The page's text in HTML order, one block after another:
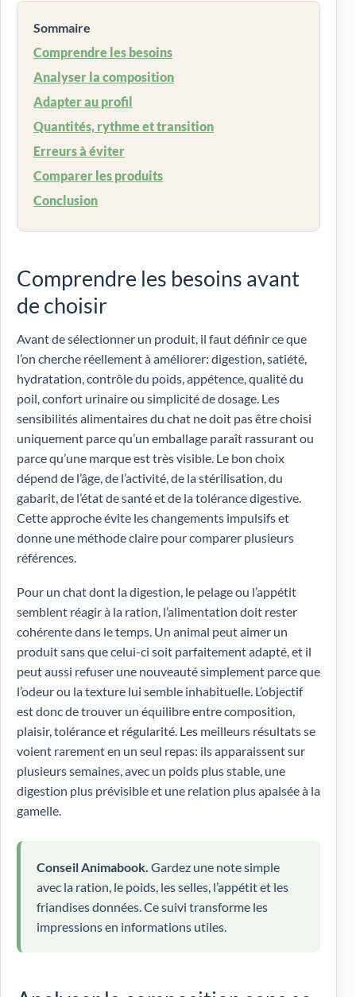
Sommaire
Comprendre les besoins
Analyser la composition
Adapter au profil
Quantités, rythme et transition
Erreurs à éviter
Comparer les produits
Conclusion
Comprendre les besoins avant
de choisir
Avant de sélectionner un produit, il faut définir ce que
l’on cherche réellement à améliorer: digestion, satiété,
hydratation, contrôle du poids, appétence, qualité du
poil, confort urinaire ou simplicité de dosage. Les
sensibilités alimentaires du chat ne doit pas être choisi
uniquement parce qu’un emballage paraît rassurant ou
parce qu’une marque est très visible. Le bon choix
dépend de l’âge, de l’activité, de la stérilisation, du
gabarit, de l’état de santé et de la tolérance digestive.
Cette approche évite les changements impulsifs et
donne une méthode claire pour comparer plusieurs
références.
Pour un chat dont la digestion, le pelage ou l’appétit
semblent réagir à la ration, l’alimentation doit rester
cohérente dans le temps. Un animal peut aimer un
produit sans que celui-ci soit parfaitement adapté, et il
peut aussi refuser une nouveauté simplement parce que
l’odeur ou la texture lui semble inhabituelle. L’objectif
est donc de trouver un équilibre entre composition,
plaisir, tolérance et régularité. Les meilleurs résultats se
voient rarement en un seul repas: ils apparaissent sur
plusieurs semaines, avec un poids plus stable, une
digestion plus prévisible et une relation plus apaisée à la
gamelle.
Conseil Animabook. Gardez une note simple
avec la ration, le poids, les selles, l’appétit et les
friandises données. Ce suivi transforme les
impressions en informations utiles.